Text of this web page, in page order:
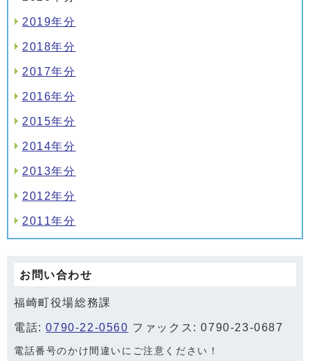
2019年分
2018年分
2017年分
2016年分
2015年分
2014年分
2013年分
2012年分
2011年分
お問い合わせ
福崎町役場総務課
電話:0790-22-0560 ファックス: 0790-23-0687
電話番号のかけ間違いにご注意ください！